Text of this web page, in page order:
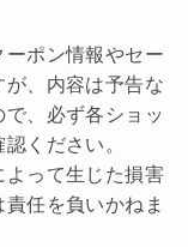
ポン情報やセー
、内容は予告な
、必ず各ショッ
ください。
って生じた損害
任を負いかねま